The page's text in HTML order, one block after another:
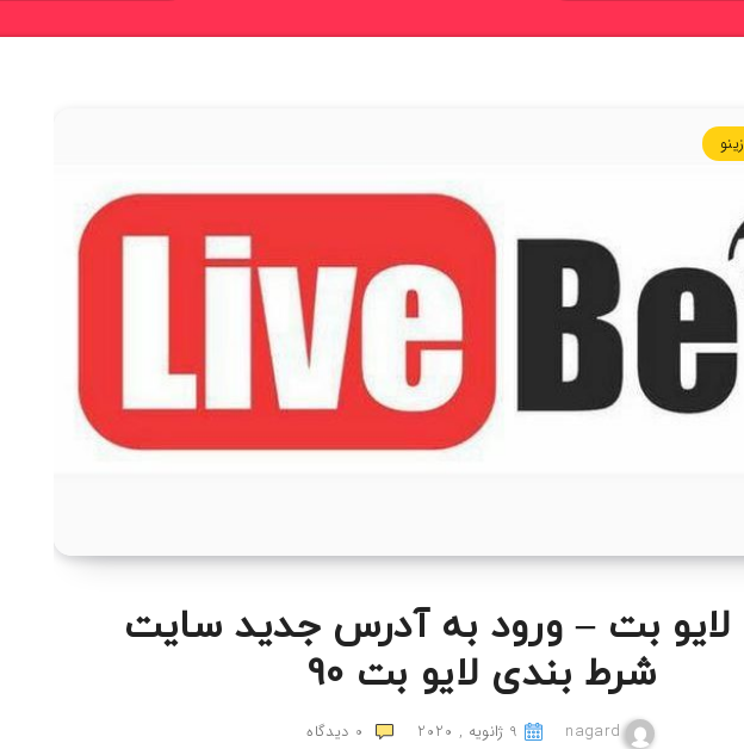
بت – ورود به آدرس جدید سایت
شرط بندی لایو بت 90
nagard 9 ژانویه , 2020 0 دیدگاه